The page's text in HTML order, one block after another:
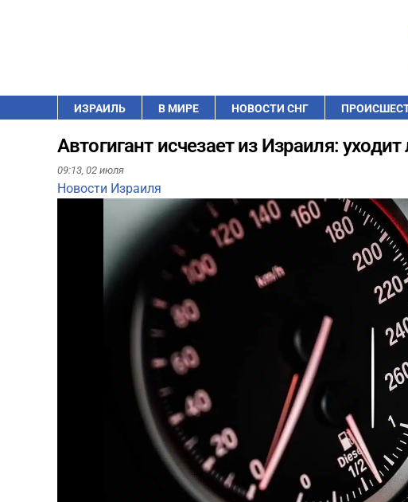
ИЗРАИЛЬ В МИРЕ НОВОСТИ СНГ
Автогигант исчезает из Израиля:
09:13, 02 июля
Новости Израиля
Play